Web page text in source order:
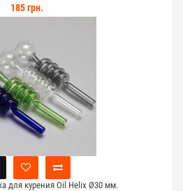
185 грн.
для курения Oil Helix Ø30 мм.